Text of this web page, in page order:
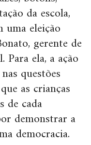
da escola,
uma eleição
gerente de
ela, a ação
questões
as crianças
de cada
demonstrar a
democracia.